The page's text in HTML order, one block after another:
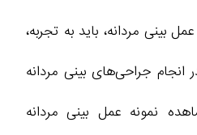
بینی مردانه، باید به تجربه،
جراحی‌های بینی مردانه
نمونه عمل بینی مردانه